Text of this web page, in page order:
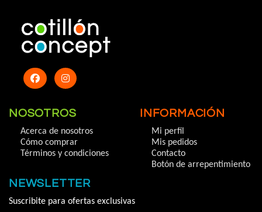
NOSOTROS
Acerca de nosotros
Cómo comprar
Términos y condiciones
INFORMACIÓN
Mi perfil
Mis pedidos
Contacto
Botón de arrepentimiento
NEWSLETTER
Suscribite para ofertas exclusivas